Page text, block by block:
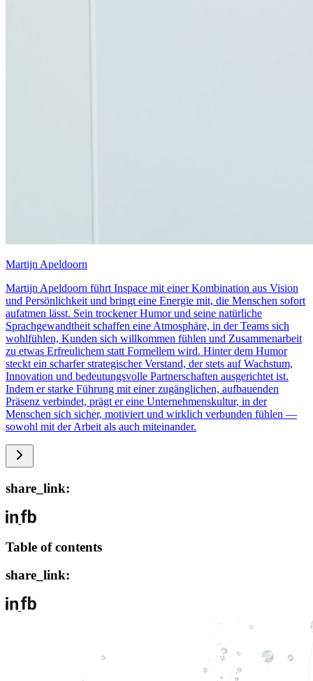
Martijn Apeldoorn
Martijn Apeldoorn führt Inspace mit einer Kombination aus Vision
und Persönlichkeit und bringt eine Energie mit, die Menschen sofort
aufatmen lässt. Sein trockener Humor und seine natürliche
Sprachgewandtheit schaffen eine Atmosphäre, in der Teams sich
wohlfühlen, Kunden sich willkommen fühlen und Zusammenarbeit
zu etwas Erfreulichem statt Formellem wird. Hinter dem Humor
steckt ein scharfer strategischer Verstand, der stets auf Wachstum,
Innovation und bedeutungsvolle Partnerschaften ausgerichtet ist.
Indem er starke Führung mit einer zugänglichen, aufbauenden
Präsenz verbindet, prägt er eine Unternehmenskultur, in der
Menschen sich sicher, motiviert und wirklich verbunden fühlen —
sowohl mit der Arbeit als auch miteinander.
share_link:
Table of contents
share_link: